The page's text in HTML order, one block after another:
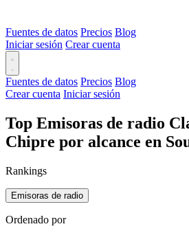
Fuentes de datos Precios Blog
Iniciar sesión Crear cuenta
Fuentes de datos Precios Blog
Crear cuenta Iniciar sesión
Top Emisoras de radio
Chipre por alcance en
Rankings
Emisoras de radio
Ordenado por